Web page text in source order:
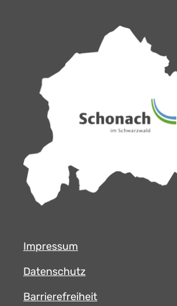
Impressum
Datenschutz
Barrierefreiheit